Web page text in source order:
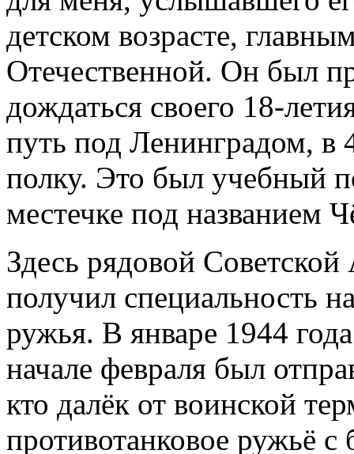
детском возрасте,
Отечественной. Он был
дождаться своего 18-
путь под Ленинградом, в
полку. Это был учебный
местечке под названием
Здесь рядовой
получил специальность
ружья. В январе 1944
начале февраля был
кто далёк от воинской
противотанковое ружьё